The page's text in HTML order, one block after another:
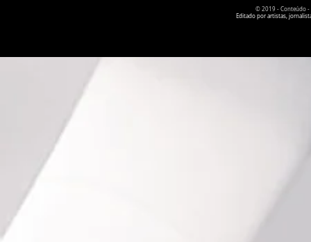
© 2019 - Conteúdo -
Editado por artistas,